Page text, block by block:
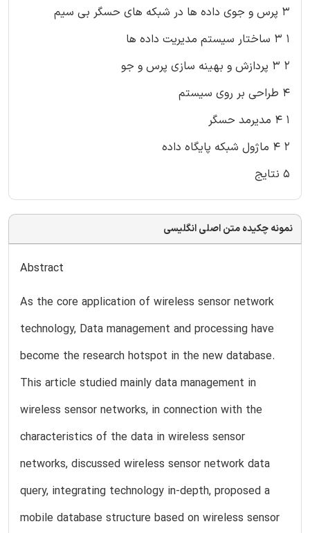
۳ پرس و جوی داده ها در شبکه های حسگر بی سیم
۱ ۳ ساختار سیستم مدیریت داده ها
۲ ۳ پردازش و بهینه سازی پرس و جو
۴ طراحی بر روی سیستم
۱ ۴ مدیرمد حسگر
۲ ۴ ماژول شبکه پایگاه داده
۵ نتایج
نمونه چکیده متن اصلی انگلیسی
Abstract
As the core application of wireless sensor network
technology, Data management and processing have
become the research hotspot in the new database.
This article studied mainly data management in
wireless sensor networks, in connection with the
characteristics of the data in wireless sensor
networks, discussed wireless sensor network data
query, integrating technology in-depth, proposed a
mobile database structure based on wireless sensor